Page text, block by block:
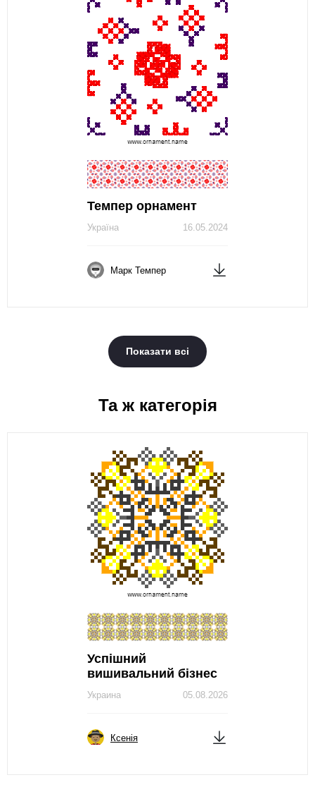
Темпер орнамент
16.05.2024
Україна
Марк Темпер
Показати всі
Та ж категорія
Успішний
вишивальний бізнес
05.08.2026
Украина
Ксенія